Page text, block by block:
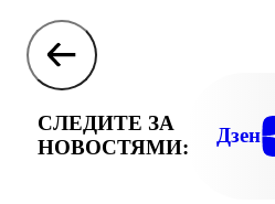
СЛЕДИТЕ ЗА
НОВОСТЯМИ:
Дзен